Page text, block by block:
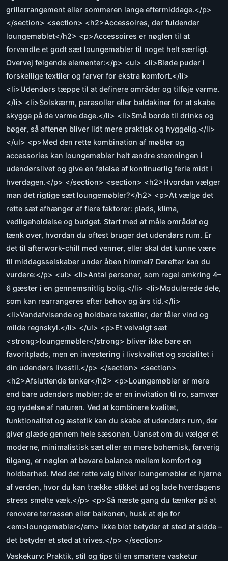
grillarrangement eller sommeren lange eftermiddage.</p>
</section> <section> <h2>Accessoires, der fuldender
loungemøblet</h2> <p>Accessoires er nøglen til at
forvandle et godt sæt loungemøbler til noget helt særligt.
Overvej følgende elementer:</p> <ul> <li>Bløde puder i
forskellige textiler og farver for ekstra komfort.</li>
<li>Udendørs tæppe til at definere områder og tilføje varme.
</li> <li>Solskærm, parasoller eller baldakiner for at skabe
skygge på de varme dage.</li> <li>Små borde til drinks og
bøger, så aftenen bliver lidt mere praktisk og hyggelig.</li>
</ul> <p>Med den rette kombination af møbler og
accessories kan loungemøbler helt ændre stemningen i
udendørslivet og give en følelse af kontinuerlig ferie midt i
hverdagen.</p> </section> <section> <h2>Hvordan vælger
man det rigtige sæt loungemøbler?</h2> <p>At vælge det
rette sæt afhænger af flere faktorer: plads, klima,
vedligeholdelse og budget. Start med at måle området og
tænk over, hvordan du oftest bruger det udendørs rum. Er
det til afterwork-chill med venner, eller skal det kunne være
til middagsselskaber under åben himmel? Derefter kan du
vurdere:</p> <ul> <li>Antal personer, som regel omkring 4–
6 gæster i en gennemsnitlig bolig.</li> <li>Modulerede dele,
som kan rearrangeres efter behov og års tid.</li>
<li>Vandafvisende og holdbare tekstiler, der tåler vind og
milde regnskyl.</li> </ul> <p>Et velvalgt sæt
<strong>loungemøbler</strong> bliver ikke bare en
favoritplads, men en investering i livskvalitet og socialitet i
din udendørs livsstil.</p> </section> <section>
<h2>Afsluttende tanker</h2> <p>Loungemøbler er mere
end bare udendørs møbler; de er en invitation til ro, samvær
og nydelse af naturen. Ved at kombinere kvalitet,
funktionalitet og æstetik kan du skabe et udendørs rum, der
giver glæde gennem hele sæsonen. Uanset om du vælger et
moderne, minimalistisk sæt eller en mere bohemisk, farverig
tilgang, er nøglen at bevare balance mellem komfort og
holdbarhed. Med det rette valg bliver loungemøbler et hjørne
af verden, hvor du kan trække stikket ud og lade hverdagens
stress smelte væk.</p> <p>Så næste gang du tænker på at
renovere terrassen eller balkonen, husk at øje for
<em>loungemøbler</em> ikke blot betyder et sted at sidde –
det betyder et sted at trives.</p> </section>
Vaskekurv: Praktik, stil og tips til en smartere vasketur